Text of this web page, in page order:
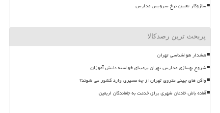
سازوکار تعیین نرخ سرویس مدارس
پربحث ترین رصدکالا
هشدار هواشناسی تهران
شروع بهسازی مدارس تهران برمبنای خواسته دانش آموزان
واگن های چینی متروی تهران از چه مسیری وارد کشور می شوند؟
آماده باش خادمان شهری برای خدمت به جاماندگان اربعین